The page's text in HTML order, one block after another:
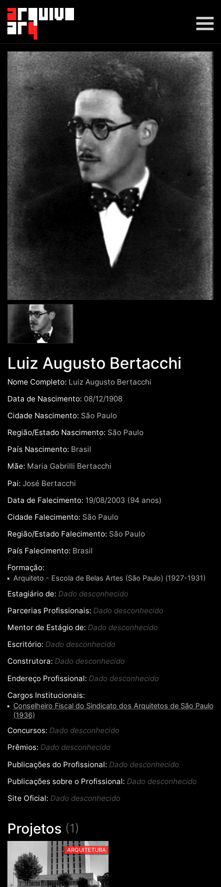
Luiz Augusto Bertacchi
Nome Completo: Luiz Augusto Bertacchi
Data de Nascimento: 08/12/1908
Cidade Nascimento: São Paulo
Região/Estado Nascimento: São Paulo
País Nascimento: Brasil
Mãe: Maria Gabrilli Bertacchi
Pai: José Bertacchi
Data de Falecimento: 19/08/2003 (94 anos)
Cidade Falecimento: São Paulo
Região/Estado Falecimento: São Paulo
País Falecimento: Brasil
Formação:
Arquiteto - Escola de Belas Artes (São Paulo) (1927-1931)
Estagiário de: Dado desconhecido
Parcerias Profissionais: Dado desconhecido
Mentor de Estágio de: Dado desconhecido
Escritório: Dado desconhecido
Construtora: Dado desconhecido
Endereço Profissional: Dado desconhecido
Cargos Institucionais:
Conselheiro Fiscal do Sindicato dos Arquitetos de São Paulo
(1936)
Concursos: Dado desconhecido
Prêmios: Dado desconhecido
Publicações do Profissional: Dado desconhecido
Publicações sobre o Profissional: Dado desconhecido
Site Oficial: Dado desconhecido
Projetos (1)
ARQUITETURA